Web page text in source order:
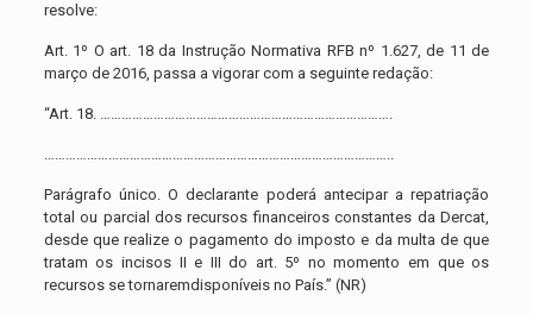
resolve:
Art. 1º O art. 18 da Instrução Normativa RFB nº 1.627, de 11 de
março de 2016, passa a vigorar com a seguinte redação:
“Art. 18. ……………………………………………………………………….
……………………………………………………………………………………..
Parágrafo único. O declarante poderá antecipar a repatriação
total ou parcial dos recursos financeiros constantes da Dercat,
desde que realize o pagamento do imposto e da multa de que
tratam os incisos II e III do art. 5º no momento em que os
recursos se tornaremdisponíveis no País.” (NR)